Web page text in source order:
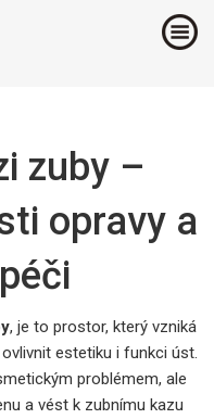
zuby –
opravy a
, je to prostor, který vzniká
estetiku i funkci úst.
problémem, ale
a vést k zubnímu kazu